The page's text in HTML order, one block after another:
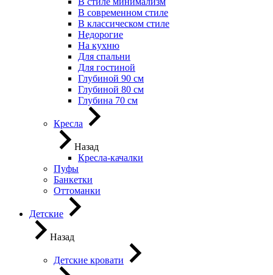
В современном стиле
В классическом стиле
Недорогие
На кухню
Для спальни
Для гостиной
Глубиной 90 см
Глубиной 80 см
Глубина 70 см
Кресла
Назад
Кресла-качалки
Пуфы
Банкетки
Оттоманки
Детские
Назад
Детские кровати